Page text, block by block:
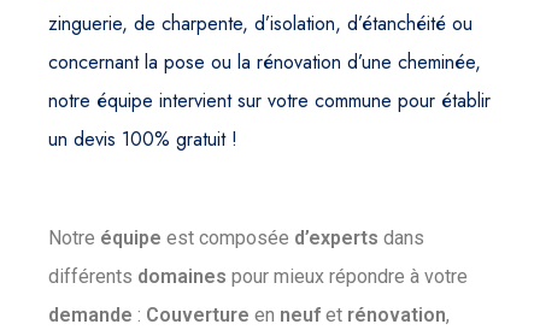
zinguerie, de charpente, d’isolation, d’étanchéité ou
concernant la pose ou la rénovation d’une cheminée,
notre équipe intervient sur votre commune pour établir
un devis 100% gratuit !
Notre équipe est composée d’experts dans
différents domaines pour mieux répondre à votre
demande : Couverture en neuf et rénovation,